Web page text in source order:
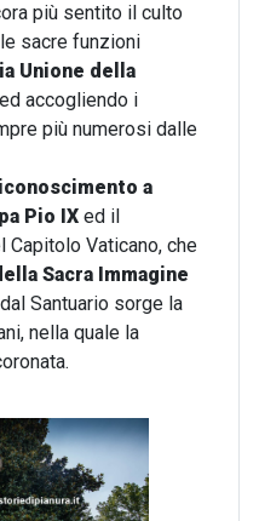
più sentito il culto
sacre funzioni
Unione della
accogliendo i
più numerosi dalle
a
Pio IX ed il
Vaticano, che
Sacra Immagine
Santuario sorge la
nella quale la